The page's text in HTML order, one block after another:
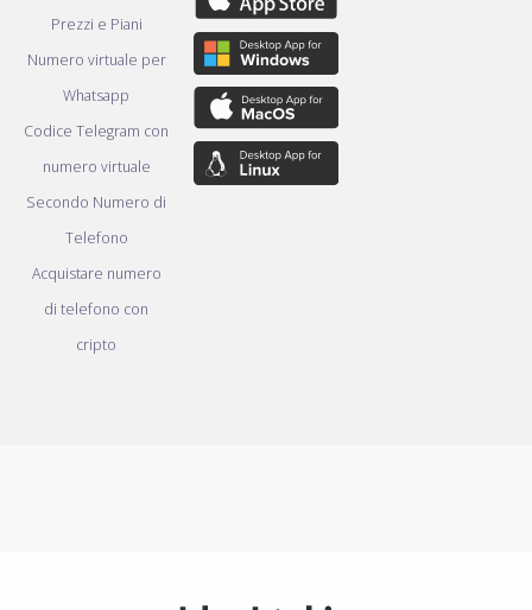
Prezzi e Piani
Numero virtuale per
Whatsapp
Codice Telegram con
numero virtuale
Secondo Numero di
Telefono
Acquistare numero
di telefono con
cripto